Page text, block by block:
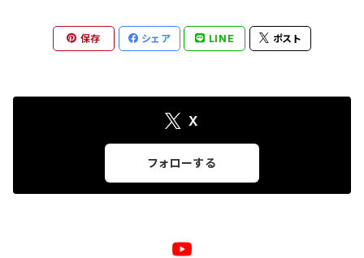
保存 シェア LINE ポスト
X
フォローする